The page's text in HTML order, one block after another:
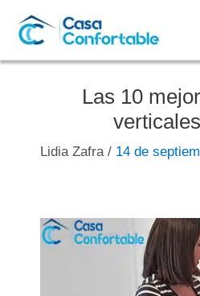
Las 10
Lidia Zafra / 14 de